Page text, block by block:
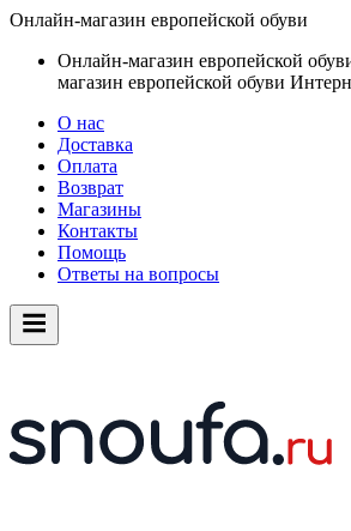
Онлайн-магазин европейской обуви
Онлайн-магазин европейской
магазин европейской обуви
О нас
Доставка
Оплата
Возврат
Магазины
Контакты
Помощь
Ответы на вопросы